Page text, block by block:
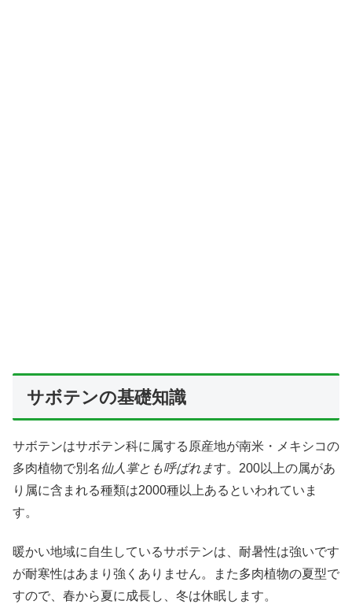
サボテンの基礎知識
サボテンはサボテン科に属する原産地が南米・メキシコの
多肉植物で別名仙人掌とも呼ばれます。200以上の属があ
り属に含まれる種類は2000種以上あるといわれていま
す。
暖かい地域に自生しているサボテンは、耐暑性は強いです
が耐寒性はあまり強くありません。また多肉植物の夏型で
すので、春から夏に成長し、冬は休眠します。